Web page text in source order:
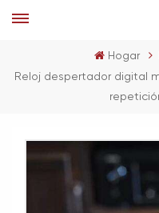
Hogar
Reloj despertador digital